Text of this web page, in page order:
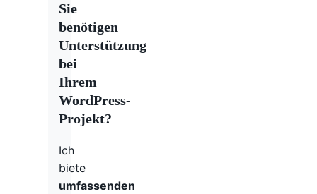
Sie
benötigen
Unterstützung
bei
Ihrem
WordPress-
Projekt?
Ich
biete
umfassenden